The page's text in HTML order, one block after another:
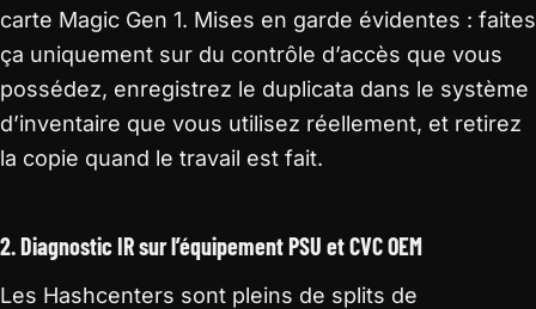
carte Magic Gen 1. Mises en garde évidentes : faites
ça uniquement sur du contrôle d’accès que vous
possédez, enregistrez le duplicata dans le système
d’inventaire que vous utilisez réellement, et retirez
la copie quand le travail est fait.
2. Diagnostic IR sur l’équipement PSU et CVC OEM
Les Hashcenters sont pleins de splits de